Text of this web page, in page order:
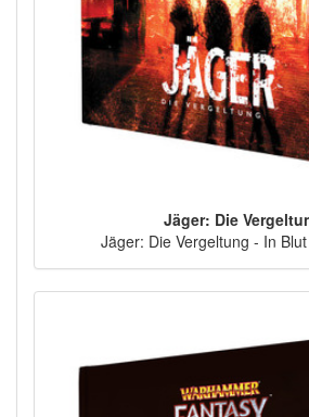
Jäger: Die
Jäger: Die Vergeltung - In